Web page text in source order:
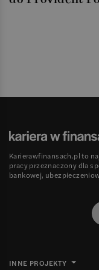
Karierawfinansach.pl to
pracy przeznaczony dla
bankowej,
INNE PROJEKTY